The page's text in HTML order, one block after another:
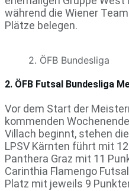
während die Wiener
Plätze belegen.
2. ÖFB Bundesliga
2. ÖFB Futsal Bundesliga
Vor dem Start der
kommenden
Villach beginnt, stehen
LPSV Kärnten führt mit
Panthera Graz mit 11
Carinthia Flamengo
Platz mit jeweils 9